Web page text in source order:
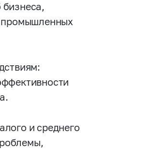
промышленных
и среднего